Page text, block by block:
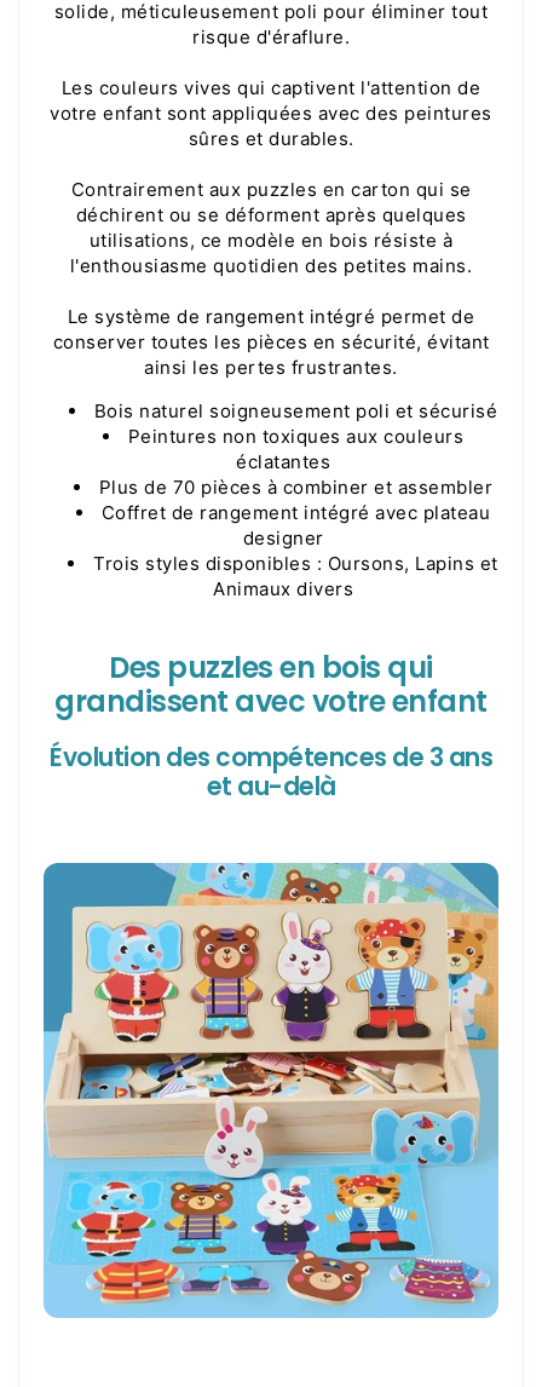
solide, méticuleusement poli pour éliminer tout
risque d'éraflure.
Les couleurs vives qui captivent l'attention de
votre enfant sont appliquées avec des peintures
sûres et durables.
Contrairement aux puzzles en carton qui se
déchirent ou se déforment après quelques
utilisations, ce modèle en bois résiste à
l'enthousiasme quotidien des petites mains.
Le système de rangement intégré permet de
conserver toutes les pièces en sécurité, évitant
ainsi les pertes frustrantes.
Bois naturel soigneusement poli et sécurisé
Peintures non toxiques aux couleurs
éclatantes
Plus de 70 pièces à combiner et assembler
Coffret de rangement intégré avec plateau
designer
Trois styles disponibles : Oursons, Lapins et
Animaux divers
Des puzzles en bois qui
grandissent avec votre enfant
Évolution des compétences de 3 ans
et au-delà